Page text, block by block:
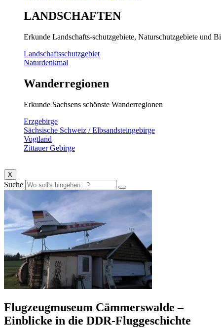
LANDSCHAFTEN
Erkunde Landschafts-schutzgebiete, Naturschutzgebiete und
Landschaftsschutzgebiet
Naturdenkmal
Wanderregionen
Erkunde Sachsens schönste Wanderregionen
Erzgebirge
Sächsische Schweiz / Elbsandsteingebirge
Vogtland
Zittauer Gebirge
X
Suche
Flugzeugmuseum Cämmerswalde –
Einblicke in die DDR-Fluggeschichte